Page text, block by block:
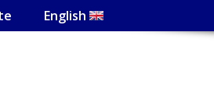
English